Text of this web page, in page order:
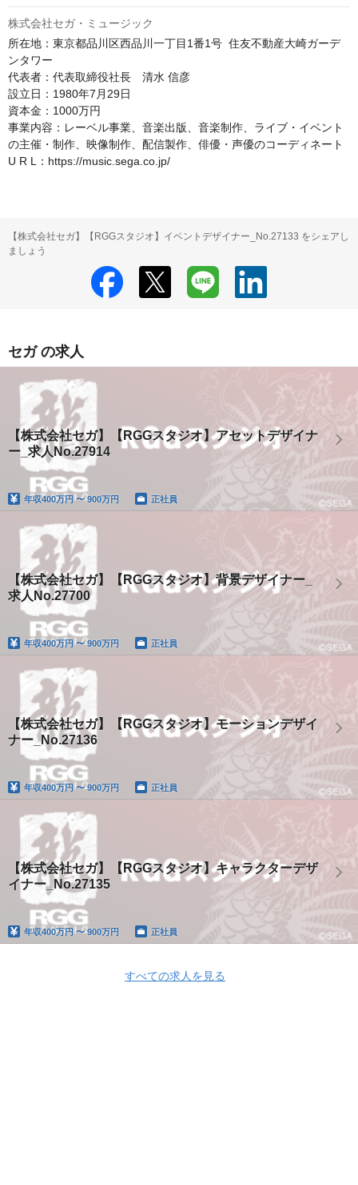
株式会社セガ・ミュージック
所在地：東京都品川区西品川一丁目1番1号  住友不動産大崎ガーデ
ンタワー
代表者：代表取締役社長　清水 信彦
設立日：1980年7月29日
資本金：1000万円
事業内容：レーベル事業、音楽出版、音楽制作、ライブ・イベント
の主催・制作、映像制作、配信製作、俳優・声優のコーディネート
U R L：https://music.sega.co.jp/
【株式会社セガ】【RGGスタジオ】イベントデザイナー_No.27133 をシェアし
ましょう
セガ の求人
【株式会社セガ】【RGGスタジオ】アセットデザイナ
ー_求人No.27914
年収400万円 〜 900万円 正社員
【株式会社セガ】【RGGスタジオ】背景デザイナー_
求人No.27700
年収400万円 〜 900万円 正社員
【株式会社セガ】【RGGスタジオ】モーションデザイ
ナー_No.27136
年収400万円 〜 900万円 正社員
【株式会社セガ】【RGGスタジオ】キャラクターデザ
イナー_No.27135
年収400万円 〜 900万円 正社員
すべての求人を見る